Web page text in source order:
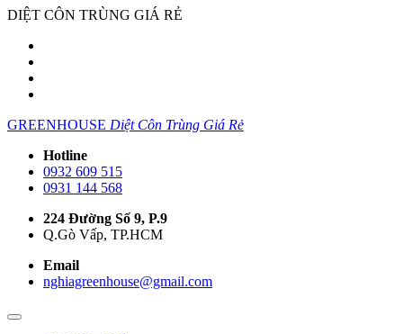
DIỆT CÔN TRÙNG GIÁ RẺ
GREENHOUSE Diệt Côn Trùng Giá Rẻ
Hotline
0932 609 515
0931 144 568
224 Đường Số 9, P.9
Q.Gò Vấp, TP.HCM
Email
nghiagreenhouse@gmail.com